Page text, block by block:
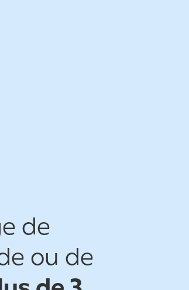
de
ou de